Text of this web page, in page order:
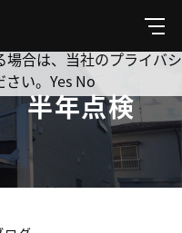
メ
ニ
ュ
半年点検
追跡してもよろしいです
極めて重視しています。
合は、当社のプライバシ
い。 Yes No